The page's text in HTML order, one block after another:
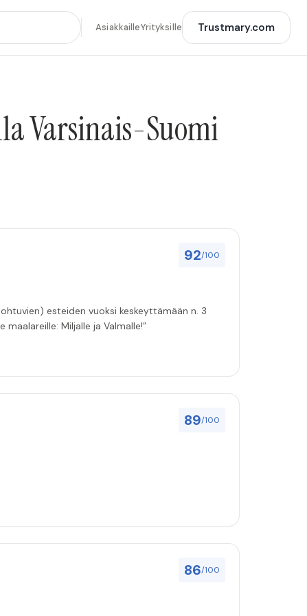
AsiakkailleYrityksille Trustmary.com
Varsinais-Suomi
92/100
esteiden vuoksi keskeyttämään n. 3
Miljalle ja Valmalle!”
89/100
86/100